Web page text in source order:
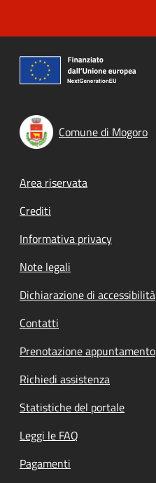
Comune di Mogoro
Footer menu
Area riservata
Crediti
Informativa privacy
Note legali
Dichiarazione di accessibilità
Contatti
Prenotazione appuntamento
Richiedi assistenza
Statistiche del portale
Leggi le FAQ
Pagamenti